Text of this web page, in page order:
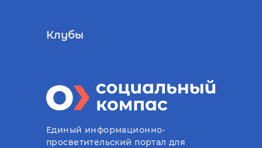
Клубы
Единый информационно-
просветительский портал для